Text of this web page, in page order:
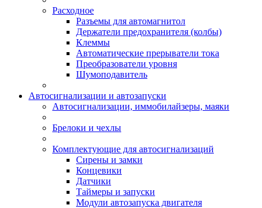
Расходное
Разъемы для автомагнитол
Держатели предохранителя (колбы)
Клеммы
Автоматические прерыватели тока
Преобразователи уровня
Шумоподавитель
Автосигнализации и автозапуски
Автосигнализации, иммобилайзеры, маяки
Брелоки и чехлы
Комплектующие для автосигнализаций
Сирены и замки
Концевики
Датчики
Таймеры и запуски
Модули автозапуска двигателя